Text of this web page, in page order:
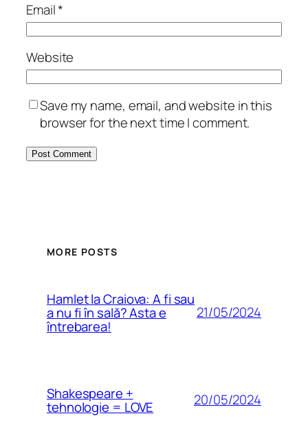
Email*
Website
Save my name, email, and website in this
browser for the next time I comment.
MORE POSTS
Hamlet la Craiova: A fi sau
a nu fi în sală? Asta e
întrebarea!
21/05/2024
Shakespeare +
tehnologie = LOVE 20/05/2024